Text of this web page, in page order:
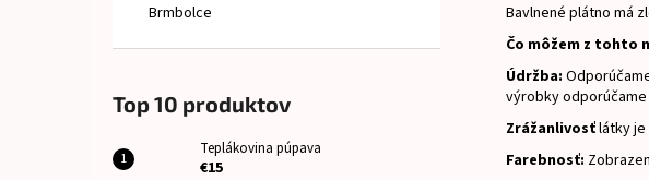
Brmbolce
Top 10 produktov
Teplákovina púpava
€15
Bavlnené plátno má
Čo môžem z tohto
Údržba:
výrobky
Zrážanlivosťlátky je
Farebnosť: